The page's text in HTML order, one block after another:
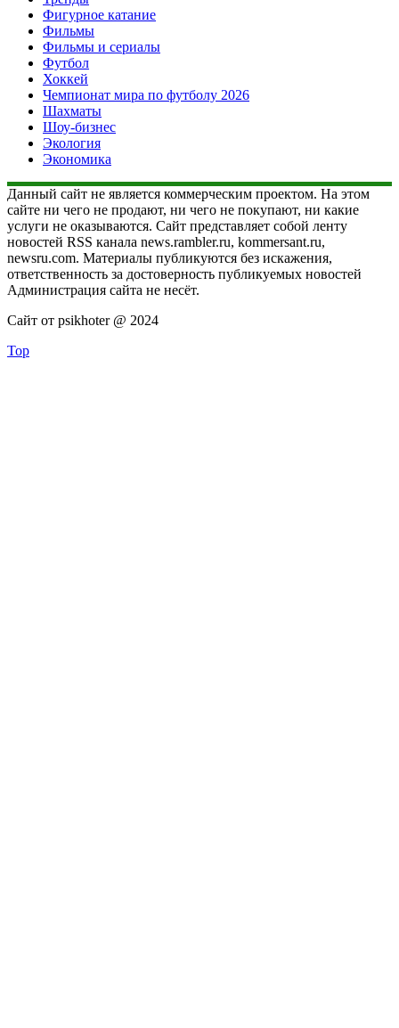
Фигурное катание
Фильмы
Фильмы и сериалы
Футбол
Хоккей
Чемпионат мира по футболу 2026
Шахматы
Шоу-бизнес
Экология
Экономика
Данный сайт не является коммерческим проектом. На этом
сайте ни чего не продают, ни чего не покупают, ни какие
услуги не оказываются. Сайт представляет собой ленту
новостей RSS канала news.rambler.ru, kommersant.ru,
newsru.com. Материалы публикуются без искажения,
ответственность за достоверность публикуемых новостей
Администрация сайта не несёт.
Сайт от psikhoter @ 2024
Top